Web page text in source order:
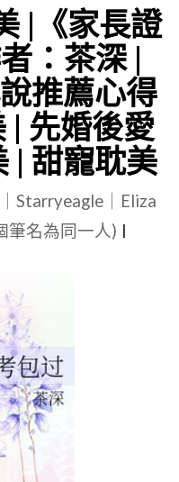
作
者：
犬
升
|
【5
耽
美
|《家長證
：茶深 |
推薦心得
| 先婚後愛
| 甜寵耽美
Starryeagle｜Eliza
筆名為同一人)